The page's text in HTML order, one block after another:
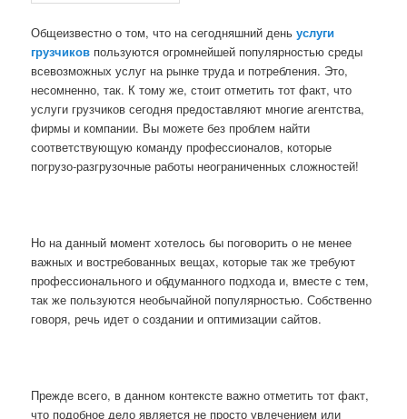
Общеизвестно о том, что на сегодняшний деньуслуги
грузчиков пользуются огромнейшей популярностью среды
всевозможных услуг на рынке труда и потребления. Это,
несомненно, так. К тому же, стоит отметить тот факт, что
услуги грузчиков сегодня предоставляют многие агентства,
фирмы и компании. Вы можете без проблем найти
соответствующую команду профессионалов, которые
погрузо-разгрузочные работы неограниченных сложностей!
Но на данный момент хотелось бы поговорить о не менее
важных и востребованных вещах, которые так же требуют
профессионального и обдуманного подхода и, вместе с тем,
так же пользуются необычайной популярностью. Собственно
говоря, речь идет о создании и оптимизации сайтов.
Прежде всего, в данном контексте важно отметить тот факт,
что подобное дело является не просто увлечением или